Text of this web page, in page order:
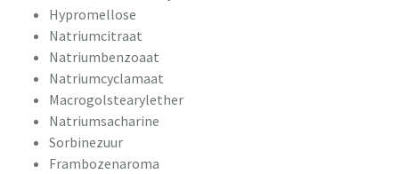
Hypromellose
Natriumcitraat
Natriumbenzoaat
Natriumcyclamaat
Macrogolstearylether
Natriumsacharine
Sorbinezuur
Frambozenaroma